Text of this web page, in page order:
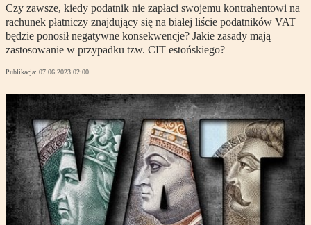
Czy zawsze, kiedy podatnik nie zapłaci swojemu kontrahentowi na
rachunek płatniczy znajdujący się na białej liście podatników VAT
będzie ponosił negatywne konsekwencje? Jakie zasady mają
zastosowanie w przypadku tzw. CIT estońskiego?
Publikacja: 07.06.2023 02:00